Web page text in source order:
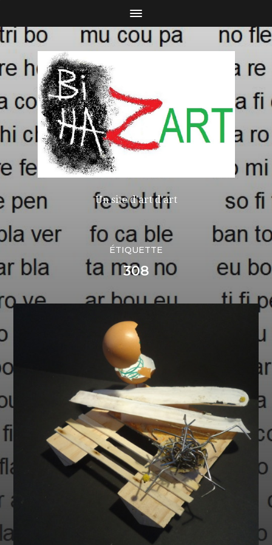
Un site d'art d'art
ÉTIQUETTE
308